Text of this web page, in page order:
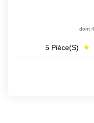
dont
5 Pièce(s)